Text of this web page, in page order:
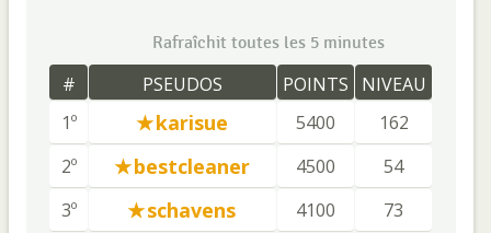
Rafraîchit toutes les 5 minutes
# PSEUDOS POINTS
NIVEAU
1º
karisue 5400
162
2º
bestcleaner 4500
54
3º
schavens 4100 73